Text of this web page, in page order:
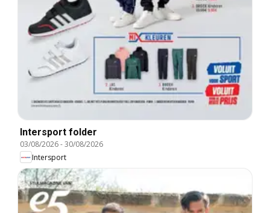
Intersport folder
03/08/2026-30/08/2026
Intersport